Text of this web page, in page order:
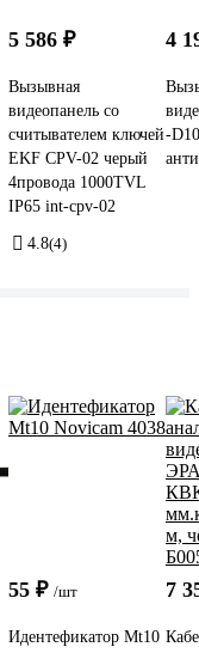
5 586 ₽
Вызывная
видеопанель со
считывателем ключей
EKF CPV-02 черый
4провода 1000TVL
IP65 int-cpv-02
4.8(4)
4
-
55 ₽ /шт
Идентефикатор Mt10
7